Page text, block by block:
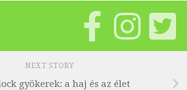
NEXT STORY
gyökerek: a haj és az élet